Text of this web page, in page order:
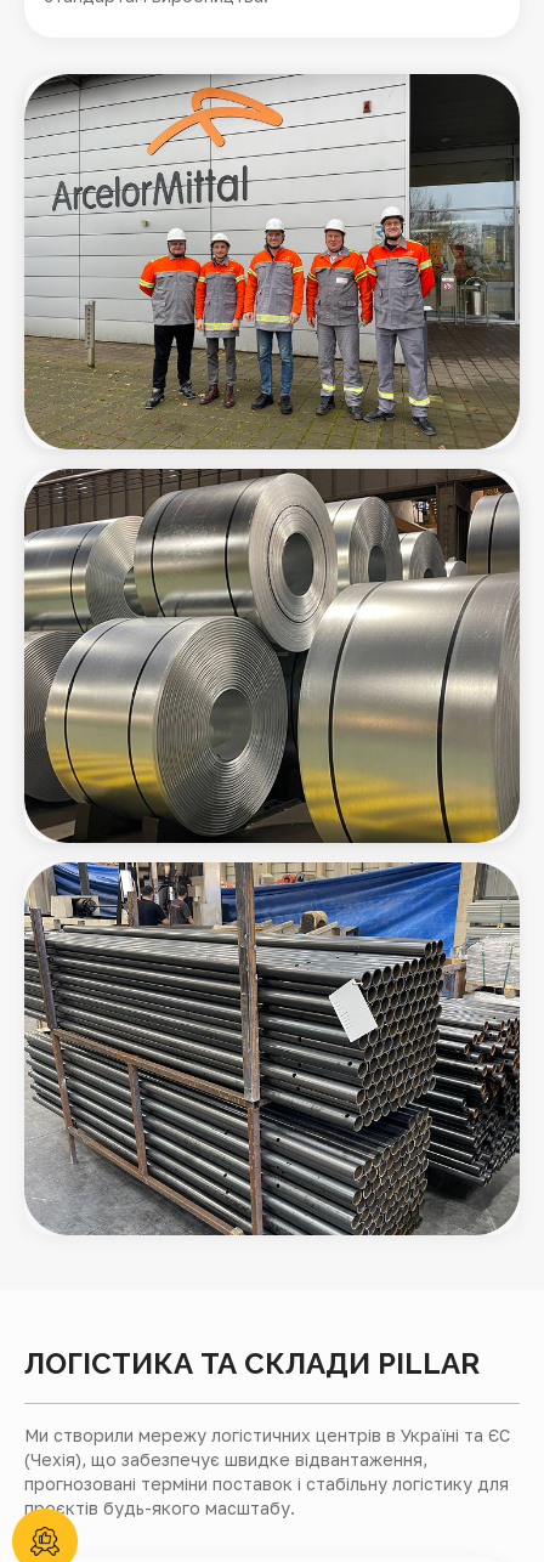
ЛОГІСТИКА ТА СКЛАДИ PILLAR
Ми створили мережу логістичних центрів в Україні та ЄС
(Чехія), що забезпечує швидке відвантаження,
прогнозовані терміни поставок і стабільну логістику для
проєктів будь-якого масштабу.